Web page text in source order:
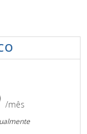
/mês